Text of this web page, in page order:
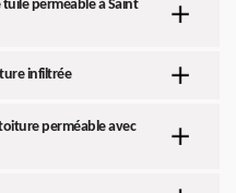
perméable à Saint
infiltrée
perméable avec